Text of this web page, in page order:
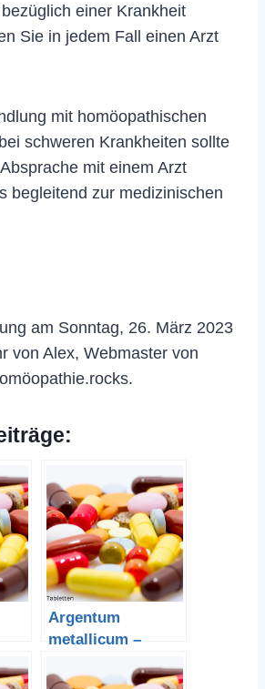
einer Krankheit
Sie in jedem Fall einen Arzt
mit homöopathischen
schweren Krankheiten sollte
mit einem Arzt
begleitend zur medizinischen
am Sonntag, 26. März 2023
von Alex, Webmaster von
Argentum
metallicum –